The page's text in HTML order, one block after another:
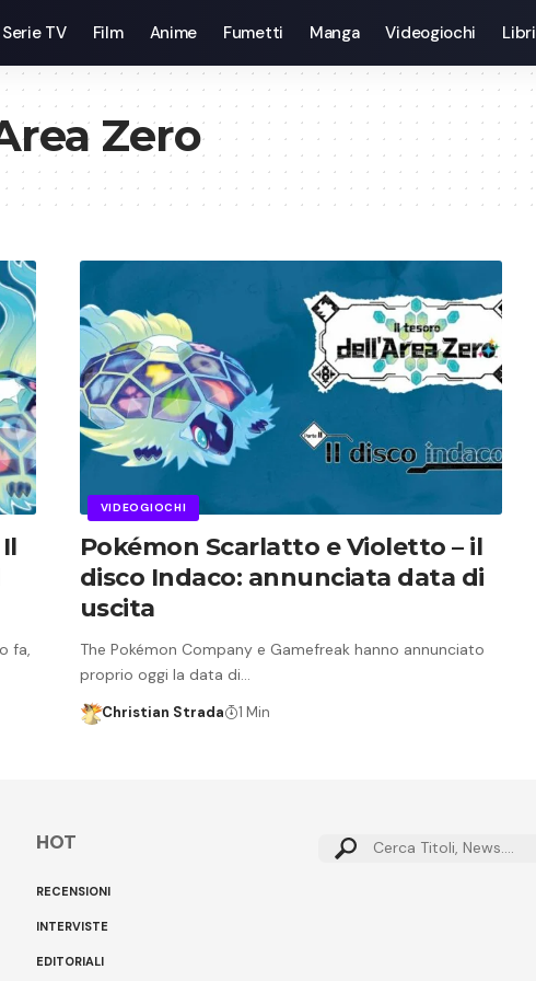
Serie TV Film Anime Fumetti Manga Videogiochi Libri
Zero
fa,
VIDEOGIOCHI
Pokémon Scarlatto e Violetto – il
disco Indaco: annunciata data di
uscita
The Pokémon Company e Gamefreak hanno annunciato
proprio oggi la data di…
Christian Strada 1 Min
HOT
RECENSIONI
INTERVISTE
EDITORIALI
Cerca: